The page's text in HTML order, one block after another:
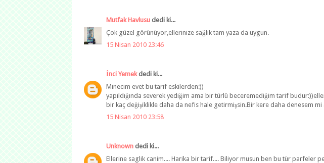
Mutfak Havlusu dedi ki...
Çok güzel görünüyor,ellerinize sağlık tam yaza da uygun.
15 Nisan 2010 23:46
İnci Yemekdedi ki...
Minecim evet bu tarif eskilerden:))
yapıldığında severek yediğim ama bir türlü beceremediğim tarif
bir kaç değişiklikle daha da nefis hale getirmişsin.Bir kere daha denesem mi
15 Nisan 2010 23:58
Unknown dedi ki...
Ellerine saglik canim.... Harika bir tarif.... Biliyor musun ben bu tür parfeler